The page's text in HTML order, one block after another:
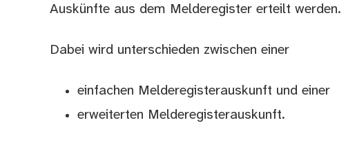
Auskünfte aus dem Melderegister erteilt werden.
Dabei wird unterschieden zwischen einer
einfachen Melderegisterauskunft und einer
erweiterten Melderegisterauskunft.